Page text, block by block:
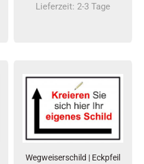
Lieferzeit: 2-3 Tage
Wegweiserschild | Eckpfeil